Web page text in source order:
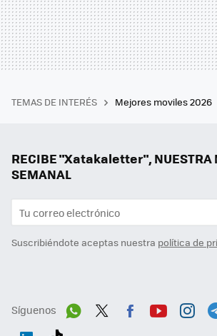
TEMAS DE INTERÉS Mejores moviles 2026
RECIBE "Xatakaletter", NUESTRA
SEMANAL
Suscribiéndote aceptas nuestra política de
Síguenos